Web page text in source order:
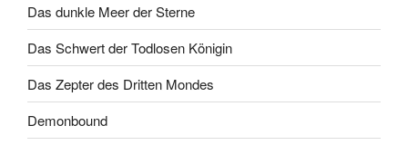
Das dunkle Meer der Sterne
Das Schwert der Todlosen Königin
Das Zepter des Dritten Mondes
Demonbound